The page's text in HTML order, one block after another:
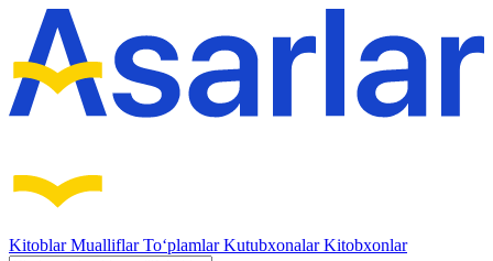
KitoblarMualliflarTo‘plamlarKutubxonalarKitobxonlar